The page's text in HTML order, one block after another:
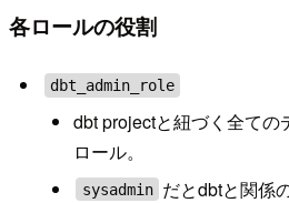
各ロールの役割
dbt_admin_role
dbt projectと紐づく全ての
ロール。
sysadmin だとdbtと関係